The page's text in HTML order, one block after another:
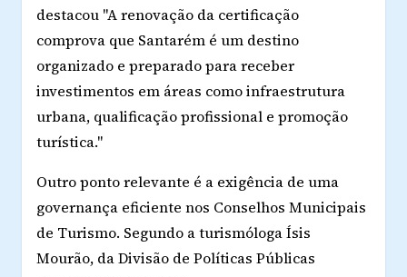
destacou "A renovação da certificação
comprova que Santarém é um destino
organizado e preparado para receber
investimentos em áreas como infraestrutura
urbana, qualificação profissional e promoção
turística."
Outro ponto relevante é a exigência de uma
governança eficiente nos Conselhos Municipais
de Turismo. Segundo a turismóloga Ísis
Mourão, da Divisão de Políticas Públicas